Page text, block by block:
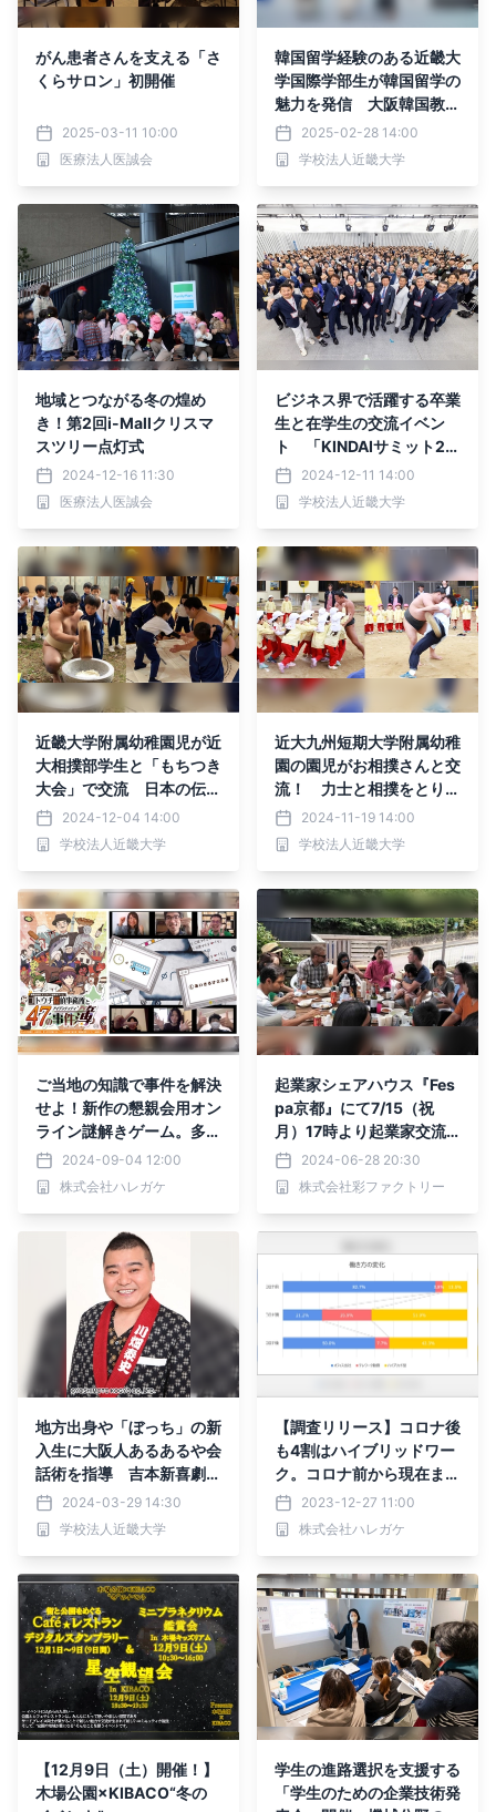
がん患者さんを支える「さ
くらサロン」初開催
2025-03-11 10:00
医療法人医誠会
韓国留学経験のある近畿大
学国際学部生が韓国留学の
魅力を発信 大阪韓国教育
院と協働で韓国文化を体験
できるイベントを開催
2025-02-28 14:00
学校法人近畿大学
地域とつながる冬の煌め
き！第2回i-Mallクリスマ
スツリー点灯式
2024-12-16 11:30
医療法人医誠会
ビジネス界で活躍する卒業
生と在学生の交流イベン
ト 「KINDAIサミット20
24」を開催！
2024-12-11 14:00
学校法人近畿大学
近畿大学附属幼稚園児が近
大相撲部学生と「もちつき
大会」で交流 日本の伝統
文化と国技に触れ、土俵マ
ットで「相撲」を楽しむ
2024-12-04 14:00
学校法人近畿大学
近大九州短期大学附属幼稚
園の園児がお相撲さんと交
流！ 力士と相撲をとり、
日本の国技や伝統文化に触
れる
2024-11-19 14:00
学校法人近畿大学
ご当地の知識で事件を解決
せよ！新作の懇親会用オン
ライン謎解きゲーム。多様
な働き方が主流の現代だか
らこそ高まるオンラインの
ニーズに着目
2024-09-04 12:00
株式会社ハレガケ
起業家シェアハウス『Fes
pa京都』にて7/15（祝
月）17時より起業家交流
パーティー開催！
2024-06-28 20:30
株式会社彩ファクトリー
地方出身や「ぼっち」の新
入生に大阪人あるあるや会
話術を指導 吉本新喜劇の
川畑泰史氏が入学式当日に
「大阪人対策講座」を開催
2024-03-29 14:30
学校法人近畿大学
【調査リリース】コロナ後
も4割はハイブリッドワー
ク。コロナ前から現在まで
の働き方の変化と従業員間
のコミュニケーション状況
を調査。
2023-12-27 11:00
株式会社ハレガケ
【12月9日（土）開催！】
木場公園×KIBACO“冬の
学生の進路選択を支援する
「学生のための企業技術発